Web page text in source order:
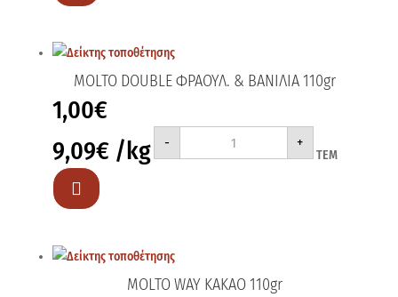
MOLTO DOUBLE ΦΡΑΟΥΛ. & BANΙΛΙΑ 110gr
1,00€
9,09€ /kg -
MOLTO
ΦΡΑΟΥΛ.
+
ΤΕΜ

MOLTO WAY ΚΑΚΑΟ 110gr